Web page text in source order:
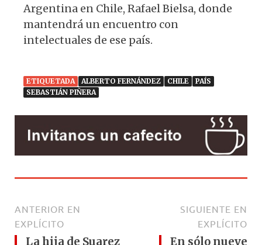
Argentina en Chile, Rafael Bielsa, donde
mantendrá un encuentro con
intelectuales de ese país.
ETIQUETADA ALBERTO FERNÁNDEZ CHILE
PAÍS
SEBASTIÁN PIÑERA
ANTERIOR EN
EXPLÍCITO
La hija de Suarez
SIGUIENTE EN
EXPLÍCITO
En sólo nueve